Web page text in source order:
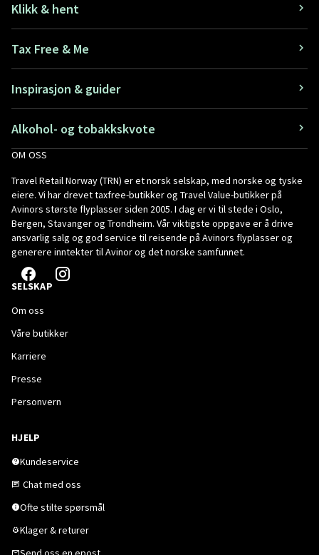
Klikk & hent
Tax Free & Me
Inspirasjon & guider
Alkohol- og tobakkskvote
OM OSS
Travel Retail Norway (TRN) er et norsk selskap, med norske og tyske
eiere. Vi har drevet taxfree-butikker og Travel Value-butikker på
Avinors største flyplasser siden 2005. I dag er vi til stede i Oslo,
Bergen, Stavanger og Trondheim. Vår viktigste oppgave er å drive
ansvarlig salg og god service til reisende på Avinors flyplasser og
generere inntekter til Avinor og det norske samfunnet.
SELSKAP
Om oss
Våre butikker
Karriere
Presse
Personvern
HJELP
Kundeservice
Chat med oss
Ofte stilte spørsmål
Klager & returer